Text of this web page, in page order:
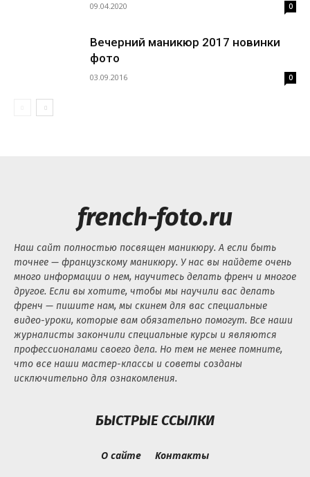
09.04.2020 0
Вечерний маникюр 2017 новинки
фото
03.09.2016 0
french-foto.ru
Наш сайт полностью посвящен маникюру. А если быть
точнее — французскому маникюру. У нас вы найдете очень
много информации о нем, научитесь делать френч и многое
другое. Если вы хотите, чтобы мы научили вас делать
френч — пишите нам, мы скинем для вас специальные
видео-уроки, которые вам обязательно помогут. Все наши
журналисты закончили специальные курсы и являются
профессионалами своего дела. Но тем не менее помните,
что все наши мастер-классы и советы созданы
исключительно для ознакомления.
БЫСТРЫЕ ССЫЛКИ
О сайте Контакты